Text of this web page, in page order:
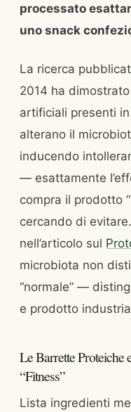
processato
uno snack
La ricerca
2014 ha
artificiali presenti
alterano il
inducendo
— esattamente
compra il prodotto
cercando di
nell’articolo sul
microbiota non
“normale” —
e prodotto
Le Barrette Proteiche
“Fitness”
Lista ingredienti